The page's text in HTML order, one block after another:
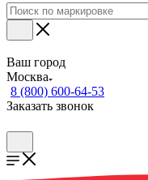
Ваш город
Москва
8 (800) 600-64-53
Заказать звонок